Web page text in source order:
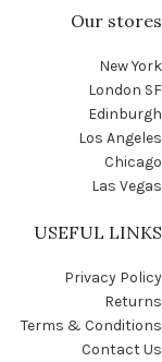
Our stores
New York
London SF
Edinburgh
Los Angeles
Chicago
Las Vegas
USEFUL LINKS
Privacy Policy
Returns
Terms & Conditions
Contact Us